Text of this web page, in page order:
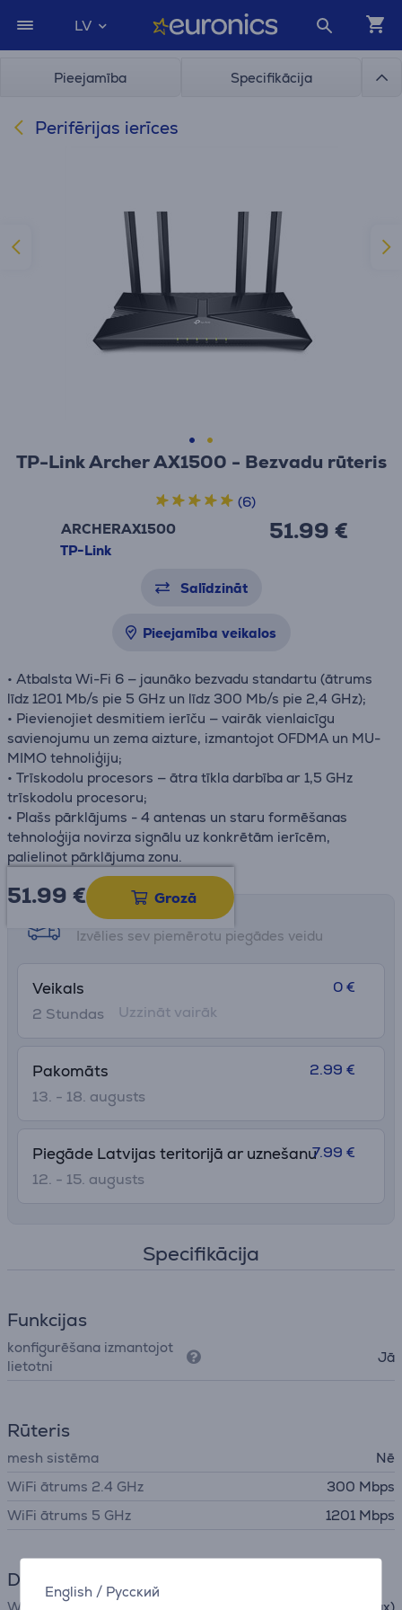
English / Русский
LV
Pieejamība Specifikācija
Perifērijas ierīces
TP-Link Archer AX1500 - Bezvadu rūteris
ARCHERAX1500
TP-Link
51.99 €
(6)
Salīdzināt
Pieejamība veikalos
• Atbalsta Wi-Fi 6 — jaunāko bezvadu standartu (ātrums
līdz 1201 Mb/s pie 5 GHz un līdz 300 Mb/s pie 2,4 GHz);
• Pievienojiet desmitiem ierīču — vairāk vienlaicīgu
savienojumu un zema aizture, izmantojot OFDMA un MU-
MIMO tehnoliģiju;
• Trīskodolu procesors — ātra tīkla darbība ar 1,5 GHz
trīskodolu procesoru;
• Plašs pārklājums - 4 antenas un staru formēšanas
tehnoloģija novirza signālu uz konkrētām ierīcēm,
palielinot pārklājuma zonu.
51.99 € Grozā
Saņemšanas iespējas
Izvēlies sev piemērotu piegādes veidu
Veikals
2 Stundas
0 €
Uzzināt vairāk
Pakomāts
13. - 18. augusts
2.99 €
Piegāde Latvijas teritorijā ar uznešanu
12. - 15. augusts
7.99 €
Specifikācija
Funkcijas
konfigurēšana izmantojot
lietotni
Jā
Rūteris
mesh sistēma
Nē
WiFi ātrums 2.4 GHz
300 Mbps
WiFi ātrums 5 GHz
1201 Mbps
Datu apmaiņa